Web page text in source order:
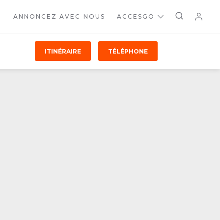
ANNONCEZ AVEC NOUS ACCESGO
ITINÉRAIRE TÉLÉPHONE